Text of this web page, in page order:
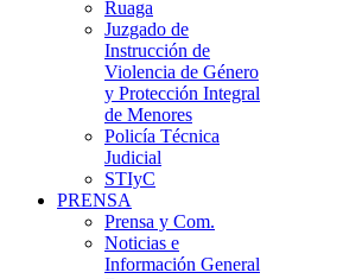
Ruaga
Juzgado de
Instrucción de
Violencia de Género
y Protección Integral
de Menores
Policía Técnica
Judicial
STIyC
PRENSA
Prensa y Com.
Noticias e
Información General